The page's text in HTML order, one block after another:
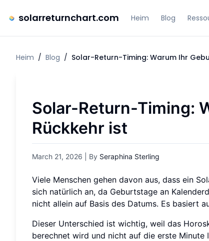
solarreturnchart.com Heim Blog
Heim / Blog / Solar-Return-Timing: Warum Ihr
Solar-Return-Timing:
Rückkehr ist
March 21, 2026 | By Seraphina Sterling
Viele Menschen gehen davon aus, dass ein
sich natürlich an, da Geburtstage an
nicht allein auf Basis des Datums. Es basiert
Dieser Unterschied ist wichtig, weil das
berechnet wird und nicht auf die erste Minute